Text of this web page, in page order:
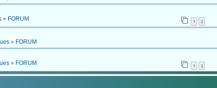
1 2
» FORUM
» FORUM
1 2
» FORUM